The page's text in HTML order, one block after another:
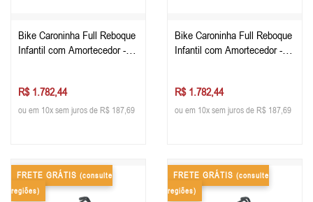
Bike Caroninha Full Reboque
Infantil com Amortecedor -
R$ 1.782,44
ou em 10x sem juros de R$ 187,69
Bike Caroninha Full Reboque
Infantil com Amortecedor -
R$ 1.782,44
ou em 10x sem juros de R$ 187,69
FRETE GRÁTIS (consulte
regiões)
FRETE GRÁTIS (consulte
regiões)